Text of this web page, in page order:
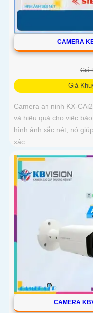
CAMERA
Giá
Giá
Camera an ninh KX-
và hiệu quả cho việc
hình ảnh sắc nét, nó
xác
CAMERA